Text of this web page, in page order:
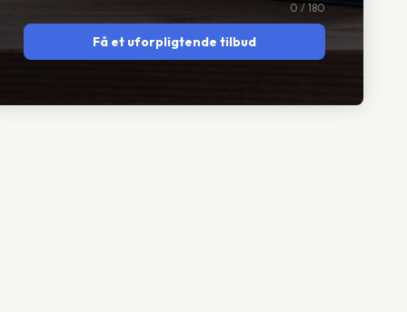
0 / 180
Få et uforpligtende tilbud